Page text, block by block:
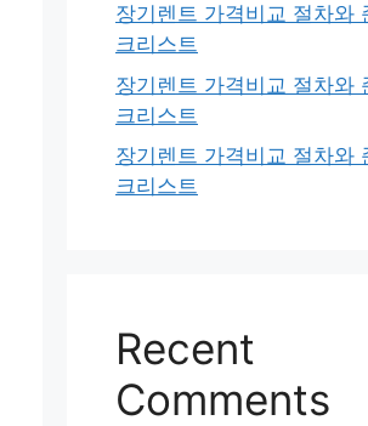
장기렌트 가격비교 절차와
크리스트
장기렌트 가격비교 절차와
크리스트
장기렌트 가격비교 절차와
크리스트
Recent
Comments